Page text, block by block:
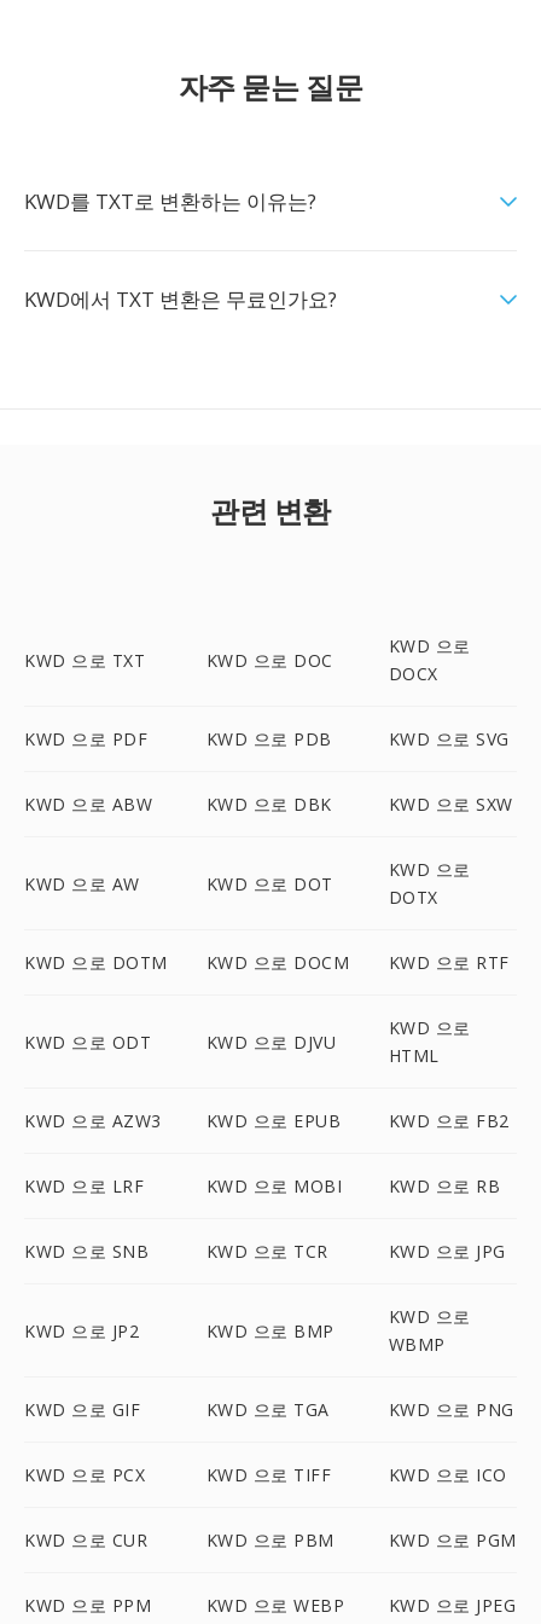
자주 묻는 질문
KWD를 TXT로 변환하는 이유는?
KWD에서 TXT 변환은 무료인가요?
관련 변환
KWD 으로 TXT KWD 으로 DOC
KWD 으로
DOCX
KWD 으로 PDF KWD 으로 PDB KWD 으로 SVG
KWD 으로 ABW KWD 으로 DBK KWD 으로 SXW
KWD 으로 AW KWD 으로 DOT
KWD 으로
DOTX
KWD 으로 DOTM KWD 으로 DOCM KWD 으로 RTF
KWD 으로 ODT KWD 으로 DJVU
KWD 으로
HTML
KWD 으로 AZW3 KWD 으로 EPUB KWD 으로 FB2
KWD 으로 LRF KWD 으로 MOBI KWD 으로 RB
KWD 으로 SNB KWD 으로 TCR KWD 으로 JPG
KWD 으로 JP2 KWD 으로 BMP
KWD 으로
WBMP
KWD 으로 GIF KWD 으로 TGA KWD 으로 PNG
KWD 으로 PCX KWD 으로 TIFF KWD 으로 ICO
KWD 으로 CUR KWD 으로 PBM KWD 으로 PGM
KWD 으로 PPM KWD 으로 WEBP KWD 으로 JPEG